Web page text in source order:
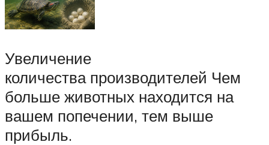
Увеличение
количества производителей Чем
больше животных находится на
вашем попечении, тем выше
прибыль.